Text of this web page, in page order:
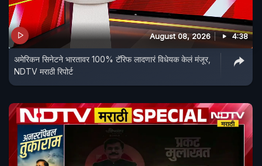
August 08, 2026 4:38
अमेरिकन सिनेटने भारतावर 100% टॅरिफ लादणारं विधेयक केलं मंजूर,
NDTV मराठी रिपोर्ट